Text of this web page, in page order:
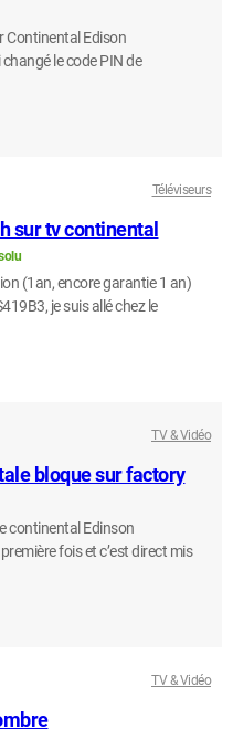
Continental Edison
le code PIN de
Téléviseurs
sur tv continental
(1an, encore garantie 1 an)
je suis allé chez le
TV & Vidéo
bloque sur factory
continental Edinson
fois et c’est direct mis
TV & Vidéo